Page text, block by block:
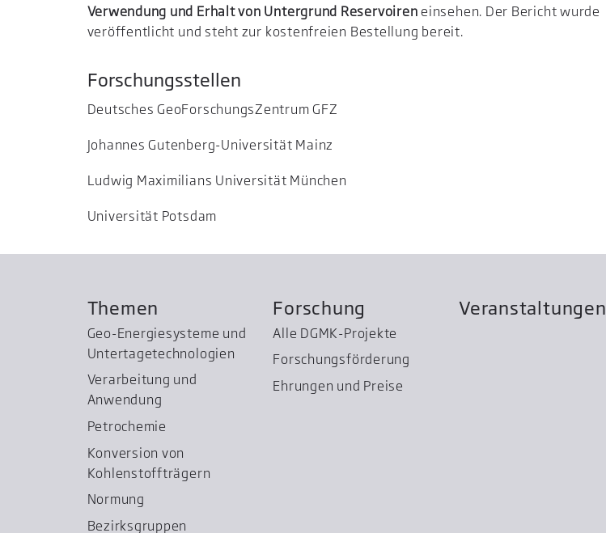
Verwendung und Erhalt von Untergrund Reservoireneinsehen. Der Bericht wurde
veröffentlicht und steht zur kostenfreien Bestellung bereit.
Forschungsstellen
Deutsches GeoForschungsZentrum GFZ
Johannes Gutenberg-Universität Mainz
Ludwig Maximilians Universität München
Universität Potsdam
Themen
Geo-Energiesysteme und
Untertage­technologien
Verarbeitung und
Anwendung
Petrochemie
Konversion von
Kohlenstoffträgern
Normung
Bezirksgruppen
Forschung
Alle DGMK-Projekte
Forschungsförderung
Ehrungen und Preise
Veranstaltungen